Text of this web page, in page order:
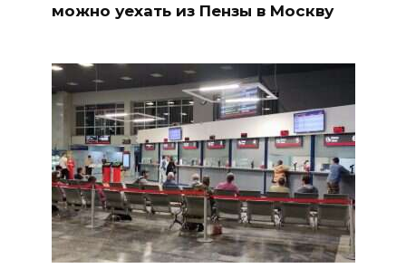
можно уехать из Пензы в Москву